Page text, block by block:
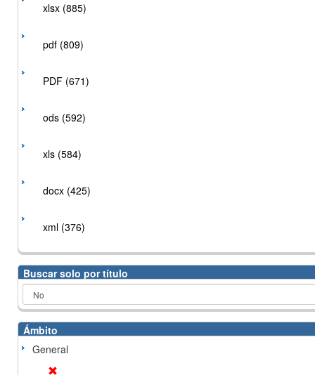
xlsx (885)
pdf (809)
PDF (671)
ods (592)
xls (584)
docx (425)
xml (376)
Buscar solo por título
Ámbito
General